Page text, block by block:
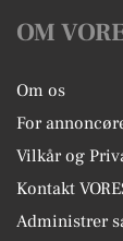
OM
Om os
For
Vilkår og
Kontakt
Administrer